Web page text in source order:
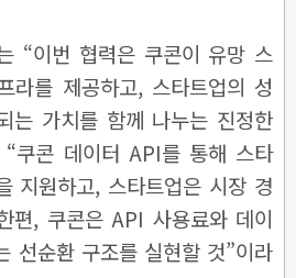
“이번 협력은 쿠콘이 유망 스
라를 제공하고, 스타트업의 성
는 가치를 함께 나누는 진정한
“쿠콘 데이터 API를 통해 스타
지원하고, 스타트업은 시장 경
편, 쿠콘은 API 사용료와 데이
선순환 구조를 실현할 것”이라